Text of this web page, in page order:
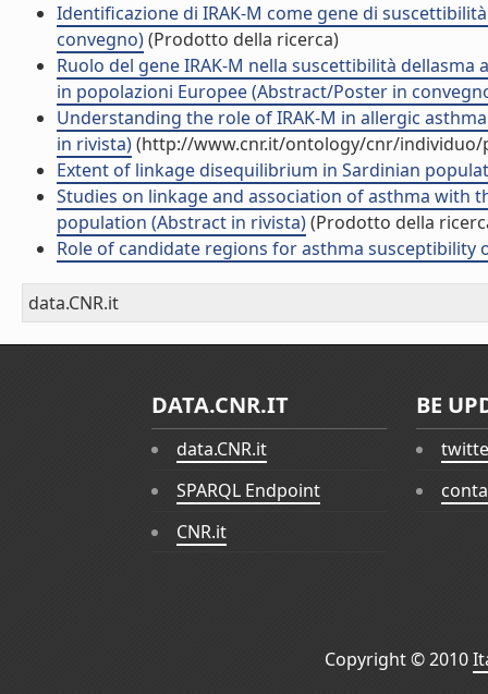
Identificazione di IRAK-M come gene di
convegno)(Prodotto della ricerca)
Ruolo del gene IRAK-M nella suscettibilità
in popolazioni Europee (Abstract/Poster in
Understanding the role of IRAK-M in allergic
in rivista)(http://www.cnr.it/ontology/cnr/individuo/
Extent of linkage disequilibrium in Sardinian
Studies on linkage and association of asthma with
population (Abstract in rivista)(Prodotto della
Role of candidate regions for asthma
data.CNR.it
DATA.CNR.IT
data.CNR.it
SPARQL Endpoint
CNR.it
BE
Copyright © 2010